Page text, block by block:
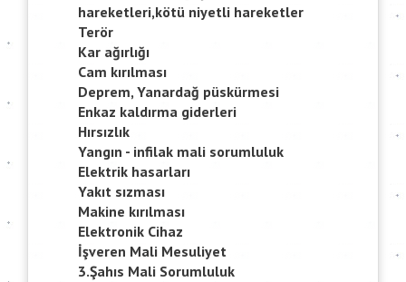
hareketleri,kötü niyetli hareketler
Terör
Kar ağırlığı
Cam kırılması
Deprem, Yanardağ püskürmesi
Enkaz kaldırma giderleri
Hırsızlık
Yangın - infilak mali sorumluluk
Elektrik hasarları
Yakıt sızması
Makine kırılması
Elektronik Cihaz
İşveren Mali Mesuliyet
3.Şahıs Mali Sorumluluk